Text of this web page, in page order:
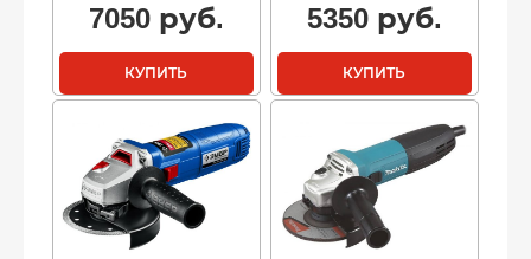
7050руб.
КУПИТЬ
5350руб.
КУПИТЬ